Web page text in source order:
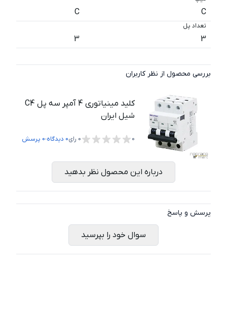
C
C
تعداد پل
3
3
بررسی محصول از نظر کاربران
کلید مینیاتوری 4 آمپر سه پل C4
شیل ایران
0
0 رای0 دیدگاه،0 پرسش
درباره این محصول نظر بدهید
پرسش و پاسخ
سوال خود را بپرسید